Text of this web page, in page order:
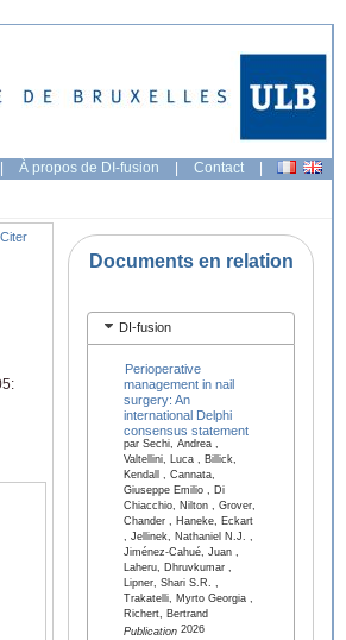
| À propos de DI-fusion | Contact |
Citer
Documents en relation
DI-fusion
Perioperative
management in nail
surgery: An
international Delphi
consensus statement
par Sechi, Andrea ,
Valtellini, Luca , Billick,
Kendall , Cannata,
Giuseppe Emilio , Di
Chiacchio, Nilton , Grover,
Chander , Haneke, Eckart
, Jellinek, Nathaniel N.J. ,
Jiménez-Cahué, Juan ,
Laheru, Dhruvkumar ,
Lipner, Shari S.R. ,
Trakatelli, Myrto Georgia ,
Richert, Bertrand
Publication2026